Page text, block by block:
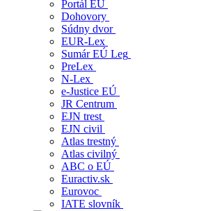
Portál EÚ
Dohovory
Súdny dvor
EUR-Lex
Sumár EÚ Leg
PreLex
N-Lex
e-Justice EÚ
JR Centrum
EJN trest
EJN civil
Atlas trestný
Atlas civilný
ABC o EÚ
Euractiv.sk
Eurovoc
IATE slovník